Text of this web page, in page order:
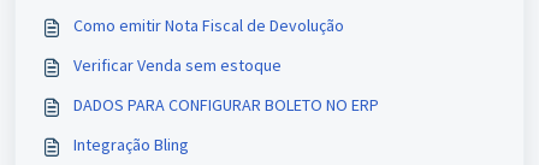
Como emitir Nota Fiscal de Devolução
Verificar Venda sem estoque
DADOS PARA CONFIGURAR BOLETO NO ERP
Integração Bling